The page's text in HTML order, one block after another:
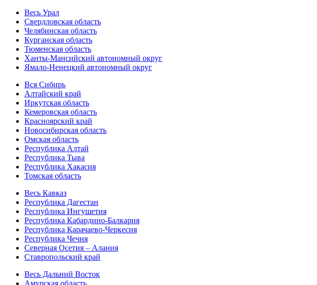
Весь Урал
Свердловская область
Челябинская область
Курганская область
Тюменская область
Ханты-Мансийский автономный округ
Ямало-Ненецкий автономный округ
Вся Сибирь
Алтайский край
Иркутская область
Кемеровская область
Красноярский край
Новосибирская область
Омская область
Республика Алтай
Республика Тыва
Республика Хакасия
Томская область
Весь Кавказ
Республика Дагестан
Республика Ингушетия
Республика Кабардино-Балкария
Республика Карачаево-Черкесия
Республика Чечня
Северная Осетия – Алания
Ставропольский край
Весь Дальний Восток
Амурская область